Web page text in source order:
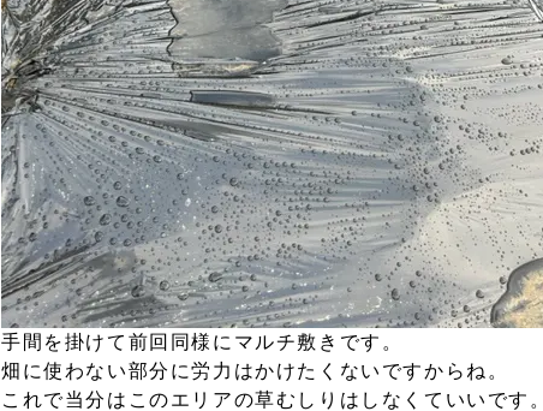
手間を掛けて前回同様にマルチ敷きです。
畑に使わない部分に労力はかけたくないですからね。
これで当分はこのエリアの草むしりはしなくていいです。